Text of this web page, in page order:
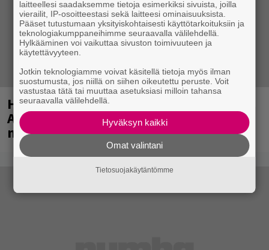
Huomenna se ilmestyy – CMX:stä tutun
A.W. Yrjänän uutuusalbumi om
mammuttimainen kokonaisuus
laitteellesi saadaksemme tietoja esimerkiksi sivuista, joilla
vierailit, IP-osoitteestasi sekä laitteesi ominaisuuksista.
Pääset tutustumaan yksityiskohtaisesti käyttötarkoituksiin ja
teknologiakumppaneihimme seuraavalla välilehdellä.
Hylkääminen voi vaikuttaa sivuston toimivuuteen ja
käytettävyyteen.
Jotkin teknologiamme voivat käsitellä tietoja myös ilman
suostumusta, jos niillä on siihen oikeutettu peruste. Voit
vastustaa tätä tai muuttaa asetuksiasi milloin tahansa
seuraavalla välilehdellä.
Hyväksyn kaikki
Omat valintani
Tietosuojakäytäntömme